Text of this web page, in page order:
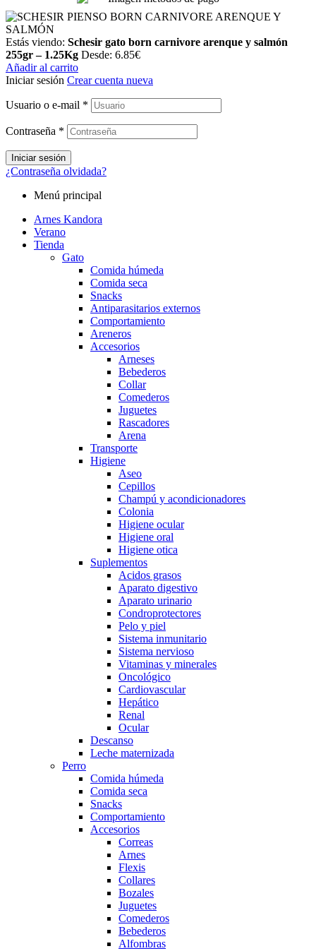
Estás viendo: Schesir gato born carnivore arenque y salmón
255gr – 1.25Kg Desde: 6.85€
Añadir al carrito
Iniciar sesión Crear cuenta nueva
Usuario o e-mail *
Contraseña *
Iniciar sesión
¿Contraseña olvidada?
Menú principal
Arnes Kandora
Verano
Tienda
Gato
Comida húmeda
Comida seca
Snacks
Antiparasitarios externos
Comportamiento
Areneros
Accesorios
Arneses
Bebederos
Collar
Comederos
Juguetes
Rascadores
Arena
Transporte
Higiene
Aseo
Cepillos
Champú y acondicionadores
Colonia
Higiene ocular
Higiene oral
Higiene otica
Suplementos
Acidos grasos
Aparato digestivo
Aparato urinario
Condroprotectores
Pelo y piel
Sistema inmunitario
Sistema nervioso
Vitaminas y minerales
Oncológico
Cardiovascular
Hepático
Renal
Ocular
Descanso
Leche maternizada
Perro
Comida húmeda
Comida seca
Snacks
Comportamiento
Accesorios
Correas
Arnes
Flexis
Collares
Bozales
Juguetes
Comederos
Bebederos
Alfombras